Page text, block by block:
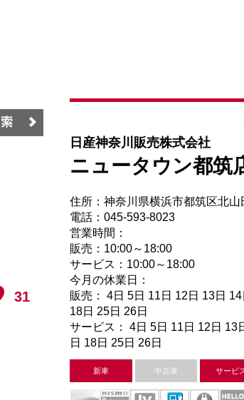
31
日産神奈川販売株式会社
ニュータウン都筑
住所：神奈川県横浜市都筑区北山
電話：045-593-8023
営業時間：
販売：10:00～18:00
サービス：10:00～18:00
今月の休業日：
販売： 4日 5日 11日 12日 13日
18日 25日 26日
サービス： 4日 5日 11日 12日 13
日 18日 25日 26日
新車 中古車 サービ